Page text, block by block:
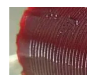
ವೋಲ್ಟೇಜ್
ಇರುವುದರಿಂದ